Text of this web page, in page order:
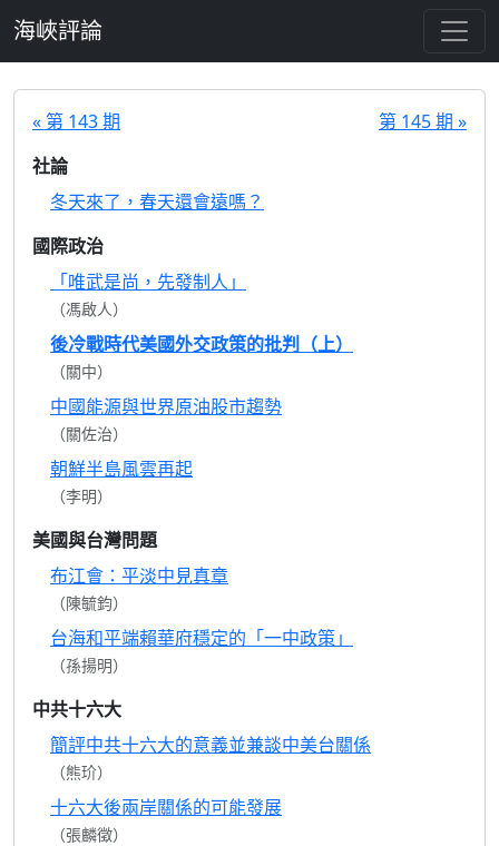
海峽評論
« 第 143 期
第 145 期 »
社論
冬天來了，春天還會遠嗎？
國際政治
「唯武是尚，先發制人」
（馮啟人）
後冷戰時代美國外交政策的批判（上）
（關中）
中國能源與世界原油股市趨勢
（關佐治）
朝鮮半島風雲再起
（李明）
美國與台灣問題
布江會：平淡中見真章
（陳毓鈞）
台海和平端賴華府穩定的「一中政策」
（孫揚明）
中共十六大
簡評中共十六大的意義並兼談中美台關係
（熊玠）
十六大後兩岸關係的可能發展
（張麟徵）